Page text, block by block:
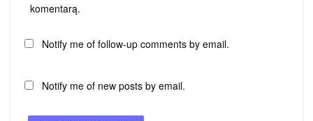
komentarą.
Notify me of follow-up comments by email.
Notify me of new posts by email.